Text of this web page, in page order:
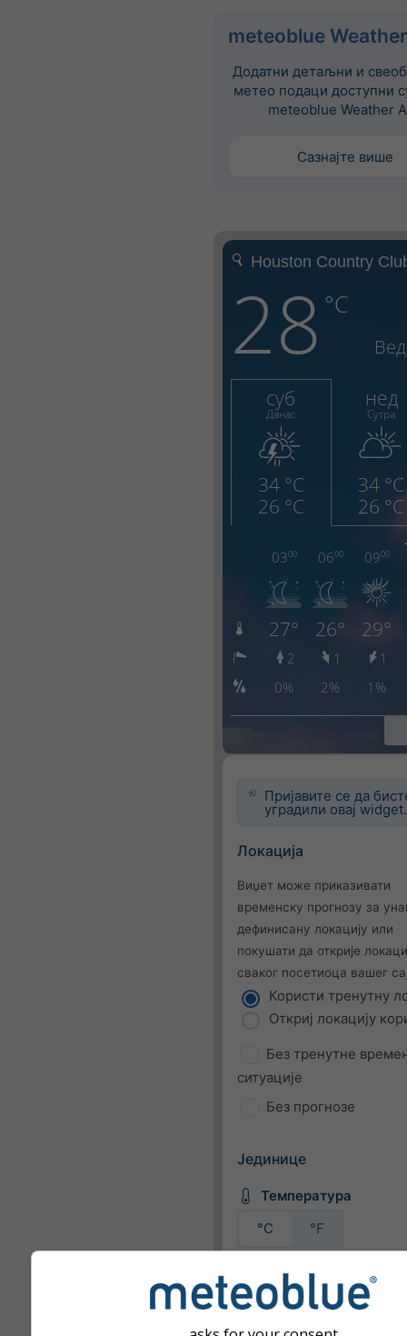
meteoblue
Додатни детаљни и
метео подаци доступни
meteoblue Weather
Сазнајте више
Пријавите се да
уградили овај widget.
Локација
Виџет може приказивати
временску прогнозу за
дефинисану локацију или
покушати да открије
сваког посетиоца вашег
Користи тренутну
Откриј локацију
Без тренутне
ситуације
Без прогнозе
Јединице
Температура
°C
°F
Брзина ветра
bft
km/h